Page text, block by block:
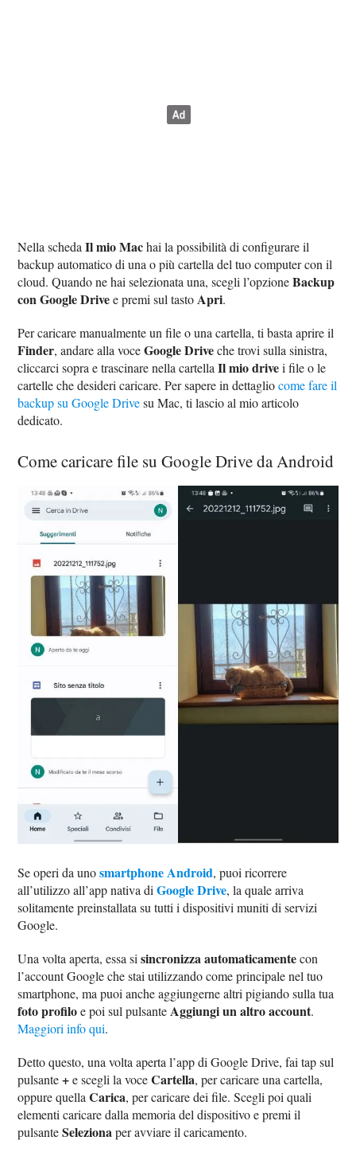
Nella schedaIl mio Machai la possibilità di configurare il
backup automatico di una o più cartella del tuo computer con il
cloud. Quando ne hai selezionata una, scegli l’opzioneBackup
con Google Drivee premi sul tastoApri.
Per caricare manualmente un file o una cartella, ti basta aprire il
Finder, andare alla voceGoogle Driveche trovi sulla sinistra,
cliccarci sopra e trascinare nella cartellaIl mio drivei file o le
cartelle che desideri caricare. Per sapere in dettagliocome fare il
backup su Google Drivesu Mac, ti lascio al mio articolo
dedicato.
Come caricare file su Google Drive da Android
Se operi da unosmartphone Android, puoi ricorrere
all’utilizzo all’app nativa diGoogle Drive, la quale arriva
solitamente preinstallata su tutti i dispositivi muniti di servizi
Google.
Una volta aperta, essa sisincronizza automaticamentecon
l’account Google che stai utilizzando come principale nel tuo
smartphone, ma puoi anche aggiungerne altri pigiando sulla tua
foto profiloe poi sul pulsante Aggiungi un altro account.
Maggiori info qui.
Detto questo, una volta aperta l’app di Google Drive, fai tap sul
pulsante+e scegli la voceCartella, per caricare una cartella,
oppure quellaCarica, per caricare dei file. Scegli poi quali
elementi caricare dalla memoria del dispositivo e premi il
pulsanteSelezionaper avviare il caricamento.